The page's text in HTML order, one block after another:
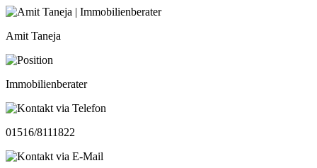
Amit Taneja
Immobilienberater
01516/8111822